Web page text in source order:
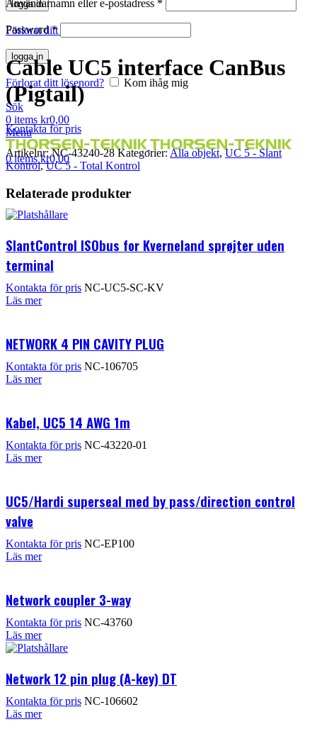
logga in
Förlorat ditt lösenord?
Användarnamn eller e-postadress *
Password*
logga in
Förlorat ditt lösenord?
Kom ihåg mig
Sök
0 items kr0,00
Menu
0items kr0,00
Klicka för att förstora
Cable UC5 interface CanBus
(Pigtail)
Kontakta för pris
Artikelnr:NC-43240-28Kategorier:Alla objekt, UC 5 - Slant
Kontrol, UC 5 - Total Kontrol
Relaterade produkter
SlantControl ISObus for Kverneland sprøjter uden
terminal
Kontakta för pris NC-UC5-SC-KV
Läs mer
NETWORK 4 PIN CAVITY PLUG
Kontakta för pris NC-106705
Läs mer
Kabel, UC5 14 AWG 1m
Kontakta för pris NC-43220-01
Läs mer
UC5/Hardi superseal med by pass/direction control
valve
Kontakta för pris NC-EP100
Läs mer
Network coupler 3-way
Kontakta för pris NC-43760
Läs mer
Network 12 pin plug (A-key) DT
Kontakta för pris NC-106602
Läs mer